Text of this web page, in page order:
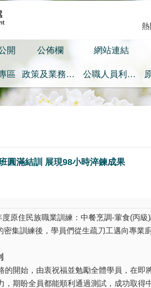
熱
開 公佈欄 網站連結
區 政策及業務宣導之預算執行情形專區 公職人員利益衝突迴避身分揭露專區
圓滿結訓 展現98小時淬鍊成果
原住民族職業訓練：中餐烹調-葷食(丙
集訓練後，學員們從生疏刀工邁向專業
的開始，由衷祝福並勉勵全體學員，在即
，期盼全員都能順利通過測試，成功取